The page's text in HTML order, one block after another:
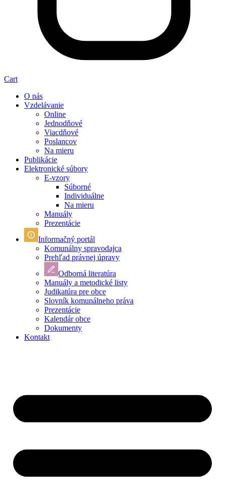
Cart
O nás
Vzdelávanie
Online
Jednodňové
Viacdňové
Poslancov
Na mieru
Publikácie
Elektronické súbory
E-vzory
Súborné
Individuálne
Na mieru
Manuály
Prezentácie
Informačný portál
Komunálny spravodajca
Prehľad právnej úpravy
Odborná literatúra
Manuály a metodické listy
Judikatúra pre obce
Slovník komunálneho práva
Prezentácie
Kalendár obce
Dokumenty
Kontakt